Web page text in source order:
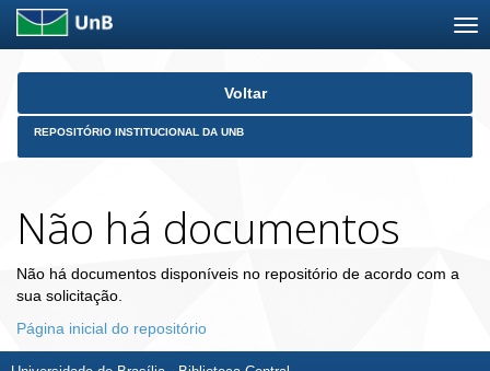
Skip
Voltar
REPOSITÓRIO INSTITUCIONAL DA UNB
Não há documentos
Não há documentos disponíveis no repositório de acordo com a
sua solicitação.
Página inicial do repositório